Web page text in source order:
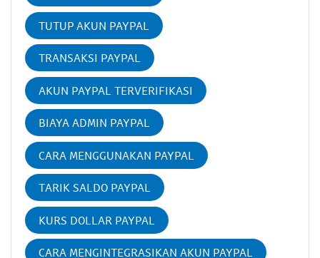
TUTUP AKUN PAYPAL
TRANSAKSI PAYPAL
AKUN PAYPAL TERVERIFIKASI
BIAYA ADMIN PAYPAL
CARA MENGGUNAKAN PAYPAL
TARIK SALDO PAYPAL
KURS DOLLAR PAYPAL
CARA MENGINTEGRASIKAN AKUN PAYPAL